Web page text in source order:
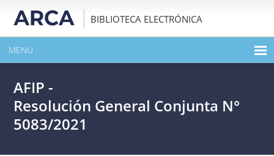
BIBLIOTECA ELECTRÓNICA
MENU
EXPANDIR TODO EL CONTENIDO DE LA PUBLICACIÓN
DESCARGAR PDF
AFIP -
Resolución General Conjunta N°
5083/2021